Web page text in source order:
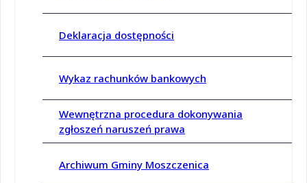
Deklaracja dostępności
Wykaz rachunków bankowych
Wewnętrzna procedura dokonywania
zgłoszeń naruszeń prawa
Archiwum Gminy Moszczenica